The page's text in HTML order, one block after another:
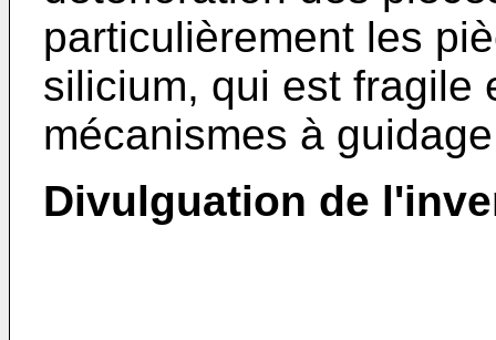
particulièrement les
silicium, qui est fragile
mécanismes à
Divulguation de